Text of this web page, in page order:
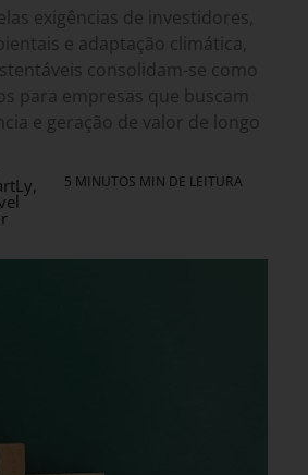
exigências de investidores,
e adaptação climática,
consolidam-se como
para empresas que buscam
e geração de valor de longo
5 MINUTOS MIN DE LEITURA